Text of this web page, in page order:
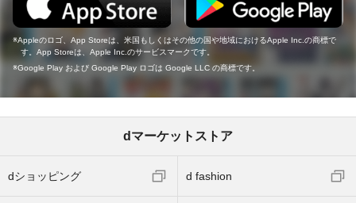
Appleのロゴ、App Storeは、米国もしくはその他の国や地域におけるApple Inc.の商標で
す。App Storeは、Apple Inc.のサービスマークです。
Google Play および Google Play ロゴは Google LLC の商標です。
dマーケットストア
dショッピング d fashion